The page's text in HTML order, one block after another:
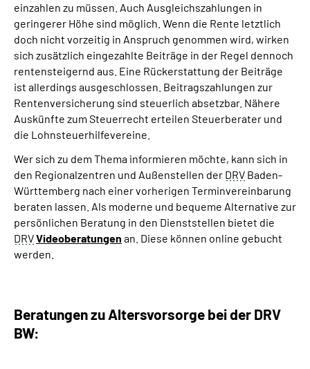
einzahlen zu müssen. Auch Ausgleichszahlungen in
geringerer Höhe sind möglich. Wenn die Rente letztlich
doch nicht vorzeitig in Anspruch genommen wird, wirken
sich zusätzlich eingezahlte Beiträge in der Regel dennoch
rentensteigernd aus. Eine Rückerstattung der Beiträge
ist allerdings ausgeschlossen. Beitragszahlungen zur
Rentenversicherung sind steuerlich absetzbar. Nähere
Auskünfte zum Steuerrecht erteilen Steuerberater und
die Lohnsteuerhilfevereine.
Wer sich zu dem Thema informieren möchte, kann sich in
den Regionalzentren und Außenstellen der DRV Baden-
Württemberg nach einer vorherigen Terminvereinbarung
beraten lassen. Als moderne und bequeme Alternative zur
persönlichen Beratung in den Dienststellen bietet die
DRVVideoberatungen an. Diese können online gebucht
werden.
Beratungen zu Altersvorsorge bei der DRV
BW: